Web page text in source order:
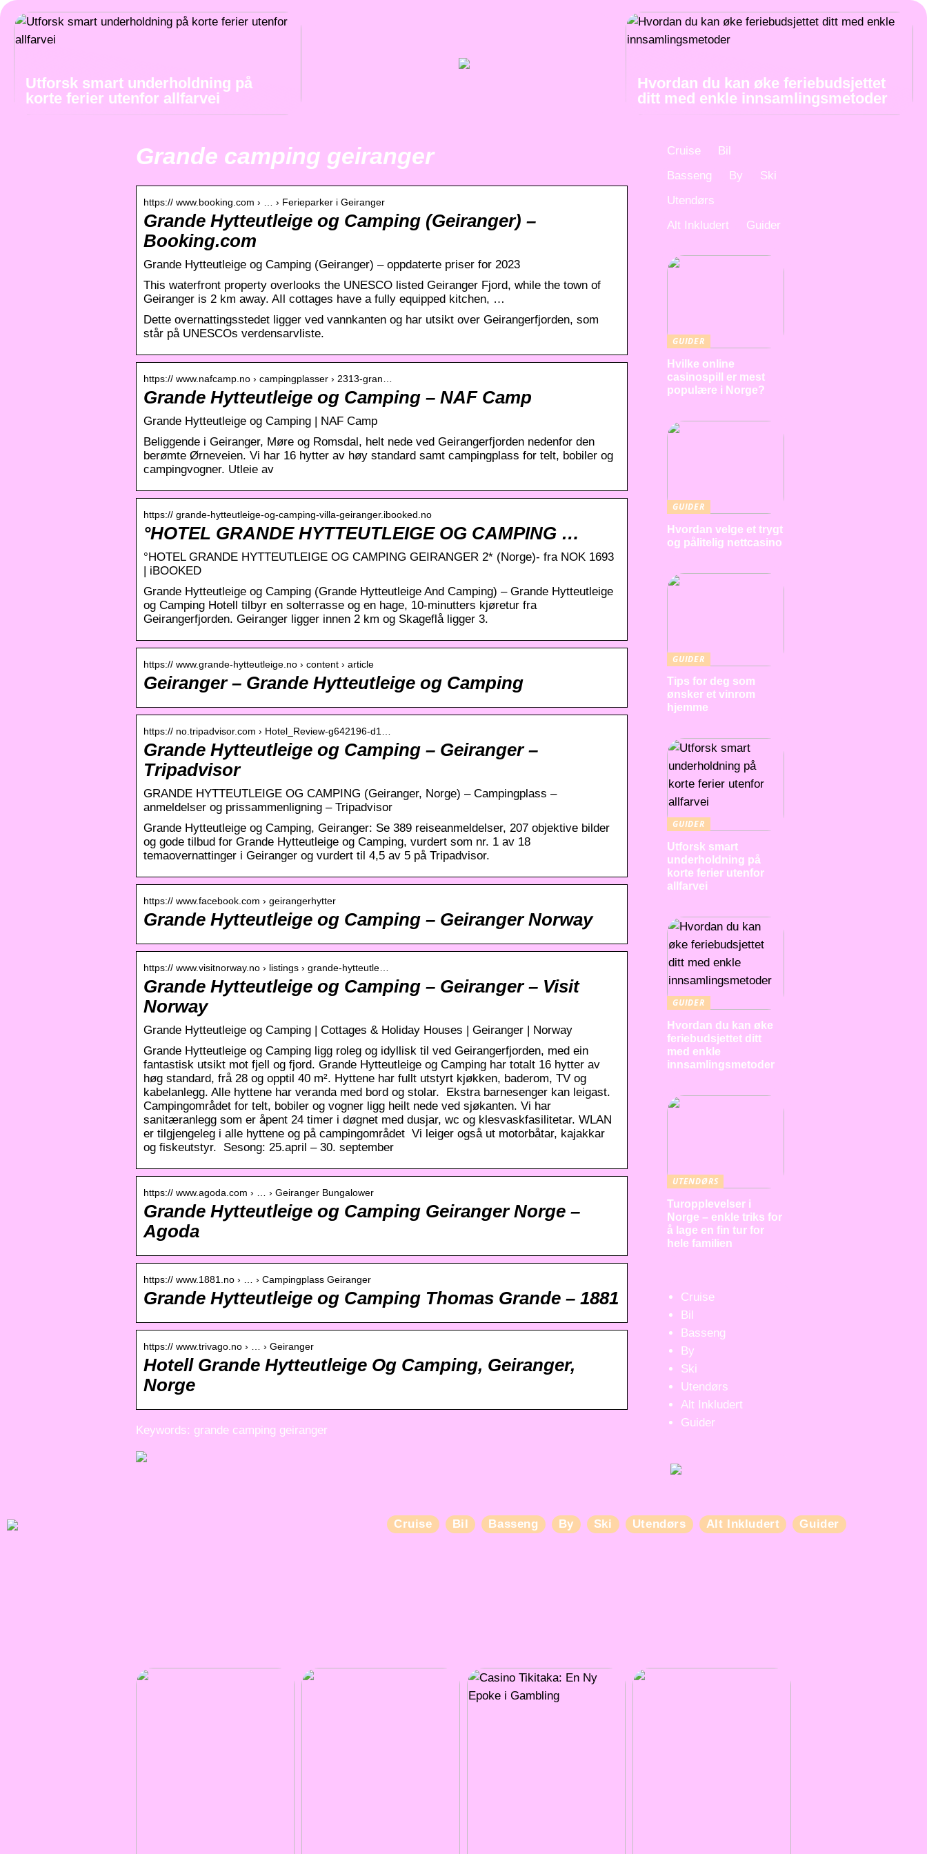
Utforsk smart underholdning på
korte ferier utenfor allfarvei
Hvordan du kan øke feriebudsjettet
ditt med enkle innsamlingsmetoder
Grande camping geiranger
https:// www.booking.com › … › Ferieparker i Geiranger
Grande Hytteutleige og Camping (Geiranger) –
Booking.com
Grande Hytteutleige og Camping (Geiranger) – oppdaterte priser for 2023
This waterfront property overlooks the UNESCO listed Geiranger Fjord, while the town of
Geiranger is 2 km away. AIl cottages have a fully equipped kitchen, …
Dette overnattingsstedet ligger ved vannkanten og har utsikt over Geirangerfjorden, som
står på UNESCOs verdensarvliste.
https:// www.nafcamp.no › campingplasser › 2313-gran…
Grande Hytteutleige og Camping – NAF Camp
Grande Hytteutleige og Camping | NAF Camp
Beliggende i Geiranger, Møre og Romsdal, helt nede ved Geirangerfjorden nedenfor den
berømte Ørneveien. Vi har 16 hytter av høy standard samt campingplass for telt, bobiler og
campingvogner. Utleie av
https:// grande-hytteutleige-og-camping-villa-geiranger.ibooked.no
°HOTEL GRANDE HYTTEUTLEIGE OG CAMPING …
°HOTEL GRANDE HYTTEUTLEIGE OG CAMPING GEIRANGER 2* (Norge)- fra NOK 1693
| iBOOKED
Grande Hytteutleige og Camping (Grande Hytteutleige And Camping) – Grande Hytteutleige
og Camping Hotell tilbyr en solterrasse og en hage, 10-minutters kjøretur fra
Geirangerfjorden. Geiranger ligger innen 2 km og Skageflå ligger 3.
https:// www.grande-hytteutleige.no › content › article
Geiranger – Grande Hytteutleige og Camping
https:// no.tripadvisor.com › Hotel_Review-g642196-d1…
Grande Hytteutleige og Camping – Geiranger –
Tripadvisor
GRANDE HYTTEUTLEIGE OG CAMPING (Geiranger, Norge) – Campingplass –
anmeldelser og prissammenligning – Tripadvisor
Grande Hytteutleige og Camping, Geiranger: Se 389 reiseanmeldelser, 207 objektive bilder
og gode tilbud for Grande Hytteutleige og Camping, vurdert som nr. 1 av 18
temaovernattinger i Geiranger og vurdert til 4,5 av 5 på Tripadvisor.
https:// www.facebook.com › geirangerhytter
Grande Hytteutleige og Camping – Geiranger Norway
https:// www.visitnorway.no › listings › grande-hytteutle…
Grande Hytteutleige og Camping – Geiranger – Visit
Norway
Grande Hytteutleige og Camping | Cottages & Holiday Houses | Geiranger | Norway
Grande Hytteutleige og Camping ligg roleg og idyllisk til ved Geirangerfjorden, med ein
fantastisk utsikt mot fjell og fjord. Grande Hytteutleige og Camping har totalt 16 hytter av
høg standard, frå 28 og opptil 40 m². Hyttene har fullt utstyrt kjøkken, baderom, TV og
kabelanlegg. Alle hyttene har veranda med bord og stolar. Ekstra barnesenger kan leigast.
Campingområdet for telt, bobiler og vogner ligg heilt nede ved sjøkanten. Vi har
sanitæranlegg som er åpent 24 timer i døgnet med dusjar, wc og klesvaskfasilitetar. WLAN
er tilgjengeleg i alle hyttene og på campingområdet Vi leiger også ut motorbåtar, kajakkar
og fiskeutstyr. Sesong: 25.april – 30. september
https:// www.agoda.com › … › Geiranger Bungalower
Grande Hytteutleige og Camping Geiranger Norge –
Agoda
https:// www.1881.no › … › Campingplass Geiranger
Grande Hytteutleige og Camping Thomas Grande – 1881
https:// www.trivago.no › … › Geiranger
Hotell Grande Hytteutleige Og Camping, Geiranger,
Norge
Keywords: grande camping geiranger
Cruise
Bil
Basseng
By
Ski
Utendørs
Alt Inkludert
Guider
GUIDER
Hvilke online
casinospill er mest
populære i Norge?
GUIDER
Hvordan velge et trygt
og pålitelig nettcasino
GUIDER
Tips for deg som
ønsker et vinrom
hjemme
GUIDER
Utforsk smart
underholdning på
korte ferier utenfor
allfarvei
GUIDER
Hvordan du kan øke
feriebudsjettet ditt
med enkle
innsamlingsmetoder
UTENDØRS
Turopplevelser i
Norge – enkle triks for
å lage en fin tur for
hele familien
Cruise
Bil
Basseng
By
Ski
Utendørs
Alt Inkludert
Guider
Cruise Bil Basseng By Ski Utendørs Alt Inkludert Guider